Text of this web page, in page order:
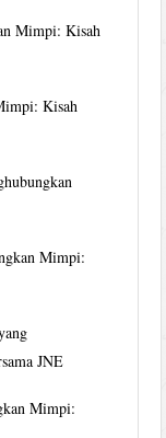
Mimpi: Kisah
Kisah
Mimpi:
JNE
Mimpi: